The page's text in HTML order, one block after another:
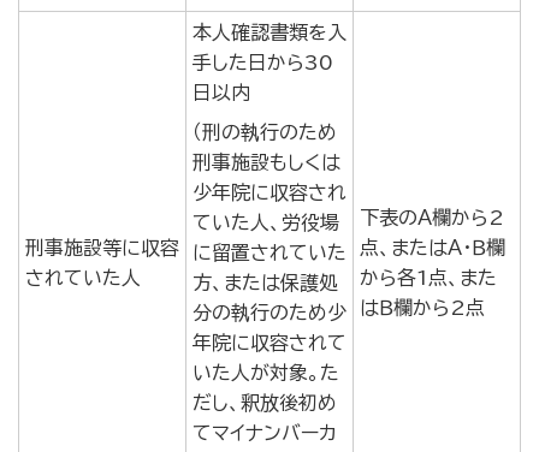
刑事施設等に収容
されていた人
本人確認書類を入
手した日から30
日以内
（刑の執行のため
刑事施設もしくは
少年院に収容され
ていた人、労役場
に留置されていた
方、または保護処
分の執行のため少
年院に収容されて
いた人が対象。た
だし、釈放後初め
てマイナンバーカ
下表のＡ欄から2
点、またはＡ・Ｂ欄
から各1点、また
はＢ欄から2点